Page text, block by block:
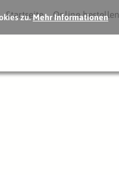
Startseite Online bestellen
zu.Mehr Informationen